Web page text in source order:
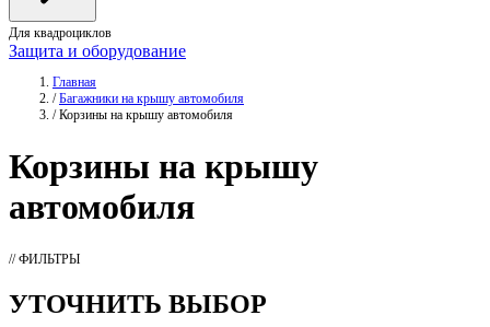
Для квадроциклов
Защита и оборудование
Главная
/ Багажники на крышу автомобиля
/ Корзины на крышу автомобиля
Корзины на крышу
автомобиля
// ФИЛЬТРЫ
УТОЧНИТЬ ВЫБОР